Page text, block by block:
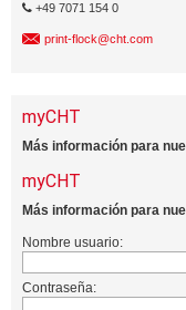
+49 7071 154 0
print-flock@cht.com